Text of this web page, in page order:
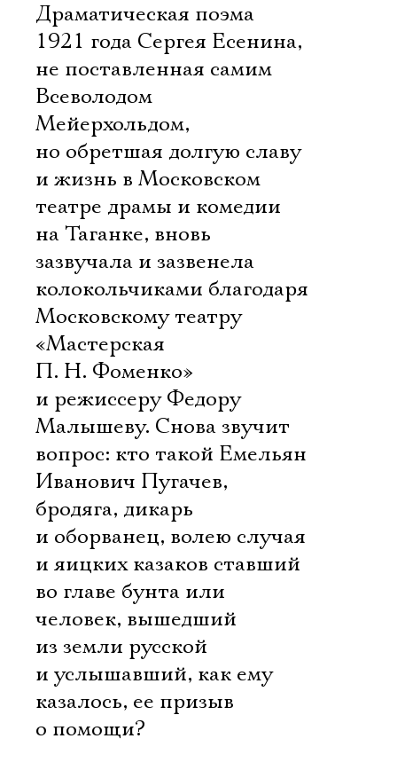
Драматическая поэма
1921 года Сергея Есенина,
не поставленная самим
Всеволодом
Мейерхольдом,
но обретшая долгую славу
и жизнь в Московском
театре драмы и комедии
на Таганке, вновь
зазвучала и зазвенела
колокольчиками благодаря
Московскому театру
«Мастерская
П. Н. Фоменко»
и режиссеру Федору
Малышеву. Снова звучит
вопрос: кто такой Емельян
Иванович Пугачев,
бродяга, дикарь
и оборванец, волею случая
и яицких казаков ставший
во главе бунта или
человек, вышедший
из земли русской
и услышавший, как ему
казалось, ее призыв
о помощи?